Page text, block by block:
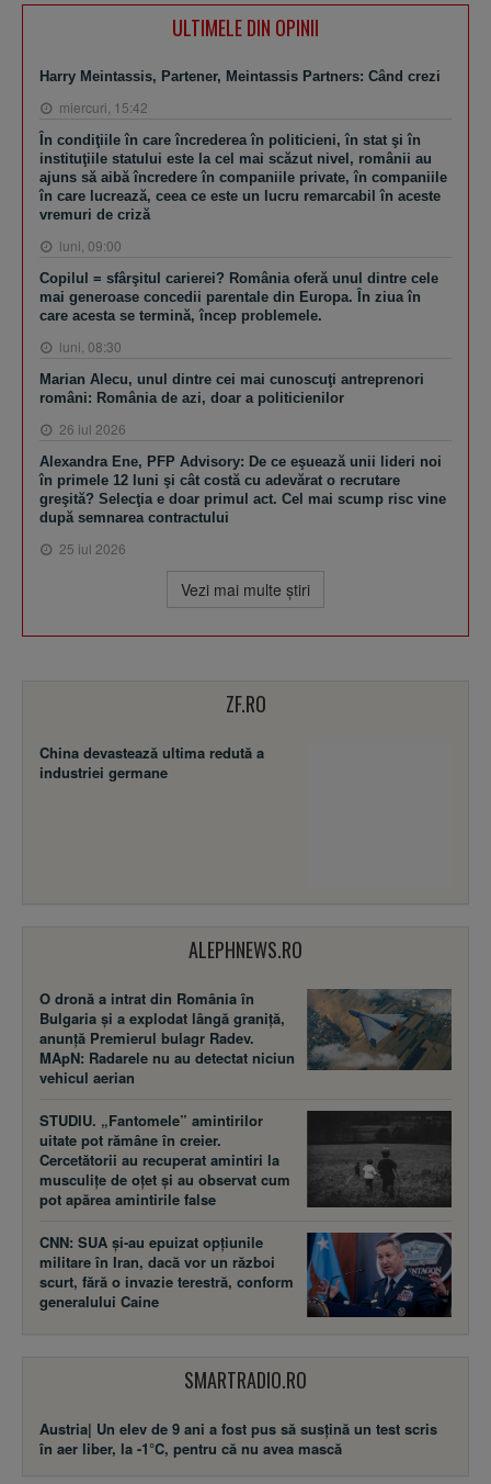
ULTIMELE DIN OPINII
Harry Meintassis, Partener, Meintassis Partners: Când crezi
miercuri, 15:42
În condiţiile în care încrederea în politicieni, în stat şi în
instituţiile statului este la cel mai scăzut nivel, românii au
ajuns să aibă încredere în companiile private, în companiile
în care lucrează, ceea ce este un lucru remarcabil în aceste
vremuri de criză
luni, 09:00
Copilul = sfârşitul carierei? România oferă unul dintre cele
mai generoase concedii parentale din Europa. În ziua în
care acesta se termină, încep problemele.
luni, 08:30
Marian Alecu, unul dintre cei mai cunoscuţi antreprenori
români: România de azi, doar a politicienilor
26 iul 2026
Alexandra Ene, PFP Advisory: De ce eşuează unii lideri noi
în primele 12 luni şi cât costă cu adevărat o recrutare
greşită? Selecţia e doar primul act. Cel mai scump risc vine
după semnarea contractului
25 iul 2026
Vezi mai multe ştiri
ZF.RO
China devastează ultima redută a
industriei germane
ALEPHNEWS.RO
O dronă a intrat din România în
Bulgaria și a explodat lângă graniță,
anunță Premierul bulagr Radev.
MApN: Radarele nu au detectat niciun
vehicul aerian
STUDIU. „Fantomele” amintirilor
uitate pot rămâne în creier.
Cercetătorii au recuperat amintiri la
musculițe de oțet și au observat cum
pot apărea amintirile false
CNN: SUA şi-au epuizat opțiunile
militare în Iran, dacă vor un război
scurt, fără o invazie terestră, conform
generalului Caine
SMARTRADIO.RO
Austria| Un elev de 9 ani a fost pus să susţină un test scris
în aer liber, la -1°C, pentru că nu avea mască